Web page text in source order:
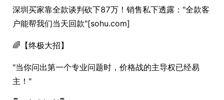
深圳买家靠全款谈判砍下87万！销售私下透露："全款客
户能帮我们当天回款"[sohu.com]
🌈【终极大招】
"当你问出第一个专业问题时，价格战的主导权已经易
主！"